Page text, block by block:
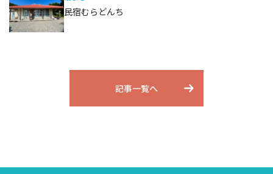
民宿むらどんち
記事一覧へ